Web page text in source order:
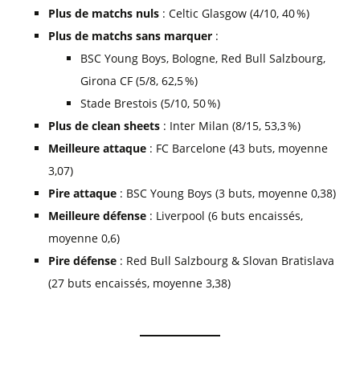
Plus de matchs nuls : Celtic Glasgow (4/10, 40 %)
Plus de matchs sans marquer :
BSC Young Boys, Bologne, Red Bull Salzbourg,
Girona CF (5/8, 62,5 %)
Stade Brestois (5/10, 50 %)
Plus de clean sheets : Inter Milan (8/15, 53,3 %)
Meilleure attaque : FC Barcelone (43 buts, moyenne
3,07)
Pire attaque : BSC Young Boys (3 buts, moyenne 0,38)
Meilleure défense : Liverpool (6 buts encaissés,
moyenne 0,6)
Pire défense : Red Bull Salzbourg & Slovan Bratislava
(27 buts encaissés, moyenne 3,38)